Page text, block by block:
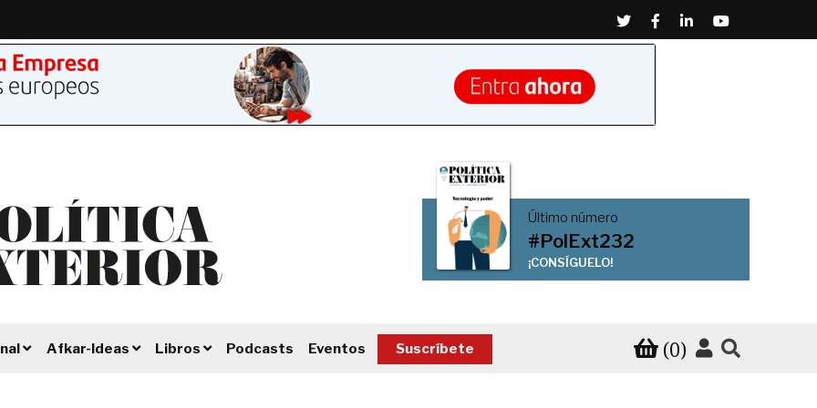
TwitterFacebook
LinkedinYoutube
Último número
#PolExt232
¡CONSÍGUELO!
Afkar-Ideas Libros Podcasts Eventos Suscríbete (0)